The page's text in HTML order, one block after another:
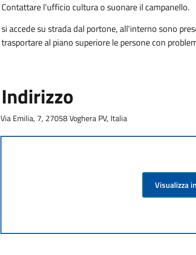
Contattare l'ufficio cultura o suonare il campanello.
si accede su strada dal portone, all'interno sono
trasportare al piano superiore le persone con
Indirizzo
Via Emilia, 7, 27058 Voghera PV, Italia
Visualizza